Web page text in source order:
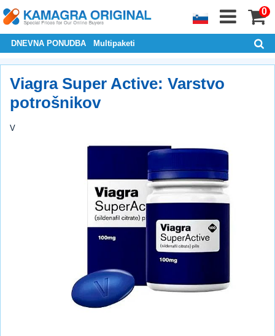
0
DNEVNA PONUDBA Multipaketi
Viagra Super Active: Varstvo
potrošnikov
V